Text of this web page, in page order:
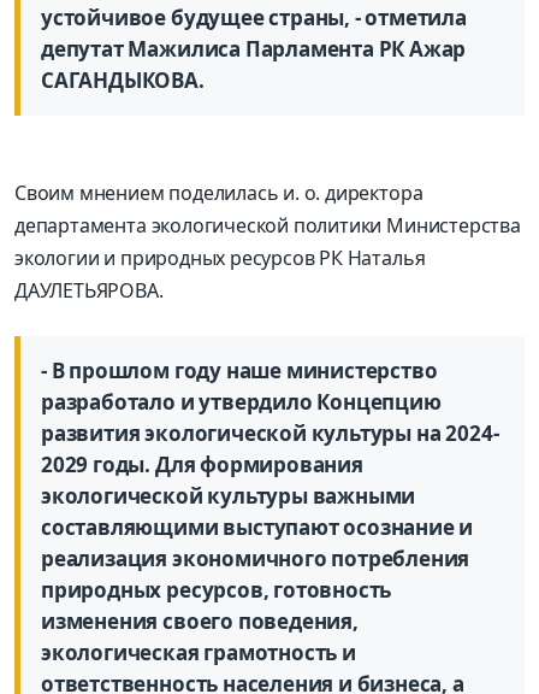
устойчивое будущее страны, - отметила
депутат Мажилиса Парламента РК Ажар
САГАНДЫКОВА.
Своим мнением поделилась и. о. директора
департамента экологической политики Министерства
экологии и природных ресурсов РК Наталья
ДАУЛЕТЬЯРОВА.
- В прошлом году наше министерство
разработало и утвердило Концепцию
развития экологической культуры на 2024-
2029 годы. Для формирования
экологической культуры важными
составляющими выступают осознание и
реализация экономичного потребления
природных ресурсов, готовность
изменения своего поведения,
экологическая грамотность и
ответственность населения и бизнеса, а